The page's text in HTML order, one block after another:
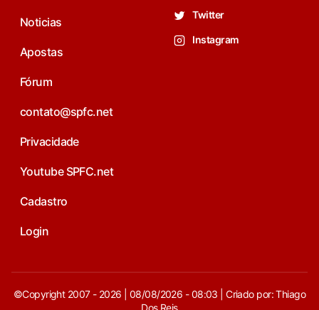
Noticias
Apostas
Fórum
contato@spfc.net
Privacidade
Youtube SPFC.net
Cadastro
Login
Twitter
Instagram
©Copyright 2007 - 2026 | 08/08/2026 - 08:03 | Criado por: Thiago
Dos Reis